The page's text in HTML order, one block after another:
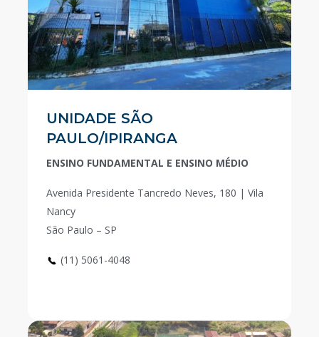
UNIDADE SÃO
PAULO/IPIRANGA
ENSINO FUNDAMENTAL E ENSINO MÉDIO
Avenida Presidente Tancredo Neves, 180 | Vila
Nancy
São Paulo – SP
(11) 5061-4048